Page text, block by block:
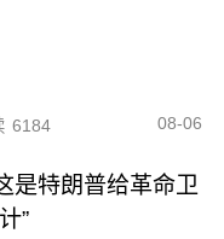
6184 08-06
是特朗普给革命卫
”